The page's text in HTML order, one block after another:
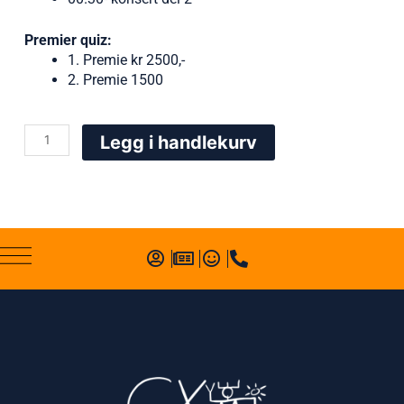
Premier quiz:
1. Premie kr 2500,-
2. Premie 1500
HøstKalas
antall
Legg i handlekurv